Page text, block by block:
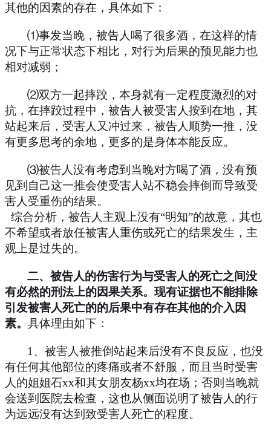
其他的因素的存在，具体如下：
⑴事发当晚，被告人喝了很多酒，在这样的情
况下与正常状态下相比，对行为后果的预见能力也
相对减弱；
⑵双方一起摔跤，本身就有一定程度激烈的对
抗，在摔跤过程中，被告人被受害人按到在地，其
站起来后，受害人又冲过来，被告人顺势一推，没
有更多思考的余地，更多的是身体本能反应。
⑶被告人没有考虑到当晚对方喝了酒，没有预
见到自己这一推会使受害人站不稳会摔倒而导致受
害人受重伤的结果。
综合分析，被告人主观上没有“明知”的故意，其也
不希望或者放任被害人重伤或死亡的结果发生，主
观上是过失的。
二、被告人的伤害行为与受害人的死亡之间没
有必然的刑法上的因果关系。现有证据也不能排除
引发被害人死亡的的后果中有存在其他的介入因
素。 具体理由如下：
1 、被害人被推倒站起来后没有不良反应，也没
有任何其他部位的疼痛或者不舒服，而且当时受害
人的姐姐石xx和其女朋友杨xx均在场；否则当晚就
会送到医院去检查，这也从侧面说明了被告人的行
为远远没有达到致受害人死亡的程度。